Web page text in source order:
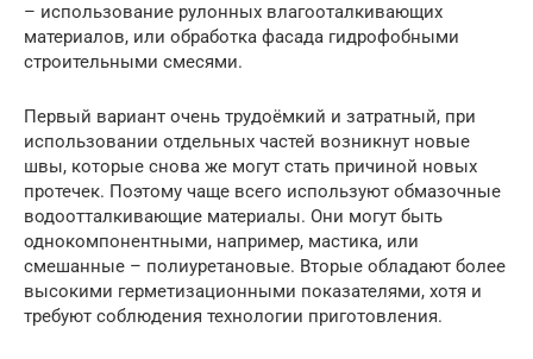
– использование рулонных влагооталкивающих
материалов, или обработка фасада гидрофобными
строительными смесями.
Первый вариант очень трудоёмкий и затратный, при
использовании отдельных частей возникнут новые
швы, которые снова же могут стать причиной новых
протечек. Поэтому чаще всего используют обмазочные
водоотталкивающие материалы. Они могут быть
однокомпонентными, например, мастика, или
смешанные – полиуретановые. Вторые обладают более
высокими герметизационными показателями, хотя и
требуют соблюдения технологии приготовления.